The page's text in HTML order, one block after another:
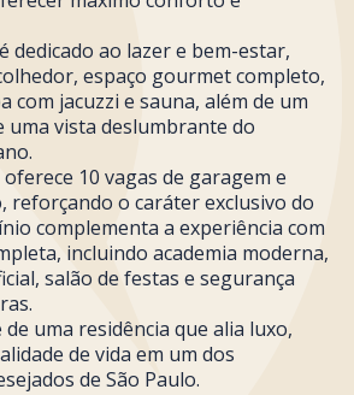
dedicado ao lazer e bem-estar,
espaço gourmet completo,
com jacuzzi e sauna, além de um
uma vista deslumbrante do
10 vagas de garagem e
reforçando o caráter exclusivo do
complementa a experiência com
incluindo academia moderna,
salão de festas e segurança
uma residência que alia luxo,
de vida em um dos
de São Paulo.